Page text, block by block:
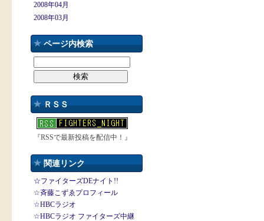
2008年04月
2008年03月
ページ内検索
ＲＳＳ
『RSSで最新投稿を配信中！』
関連リンク
☆ファイターズDEナイト!!
☆斉藤こずゑプロフィール
☆HBCラジオ
☆HBCラジオ ファイターズ中継